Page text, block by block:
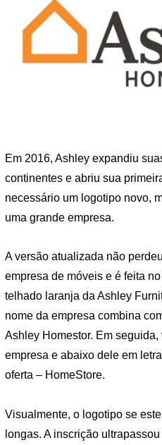
Em 2016, Ashley expandiu
continentes e abriu sua
necessário um logotipo novo,
uma grande empresa.
A versão atualizada não
empresa de móveis e é feita
telhado laranja da Ashley
nome da empresa combina
Ashley Homestor. Em
empresa e abaixo dele em
oferta – HomeStore.
Visualmente, o logotipo se
longas. A inscrição